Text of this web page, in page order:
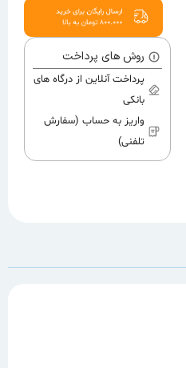
روش های پرداخت
پرداخت آنلاین از درگاه های
بانکی
واریز به حساب (سفارش
تلفنی)